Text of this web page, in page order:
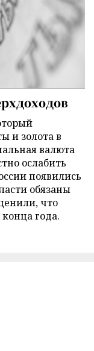
и золота в
валюта
ослабить
появились
обязаны
что
года.